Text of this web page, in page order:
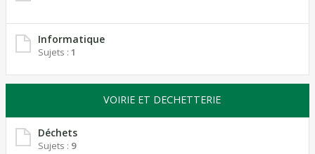
Informatique
Sujets : 1
VOIRIE ET DECHETTERIE
Déchets
Sujets : 9